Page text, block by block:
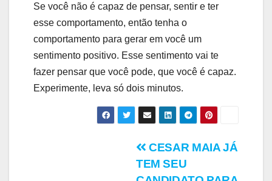
Se você não é capaz de pensar, sentir e ter
esse comportamento, então tenha o
comportamento para gerar em você um
sentimento positivo. Esse sentimento vai te
fazer pensar que você pode, que você é capaz.
Experimente, leva só dois minutos.
CESAR MAIA JÁ
TEM SEU